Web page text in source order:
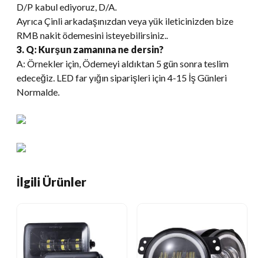
D/P kabul ediyoruz, D/A.
Ayrıca Çinli arkadaşınızdan veya yük ileticinizden bize
RMB nakit ödemesini isteyebilirsiniz..
3. Q: Kurşun zamanına ne dersin?
A: Örnekler için, Ödemeyi aldıktan 5 gün sonra teslim
edeceğiz. LED far yığın siparişleri için 4-15 İş Günleri
Normalde.
İlgili Ürünler